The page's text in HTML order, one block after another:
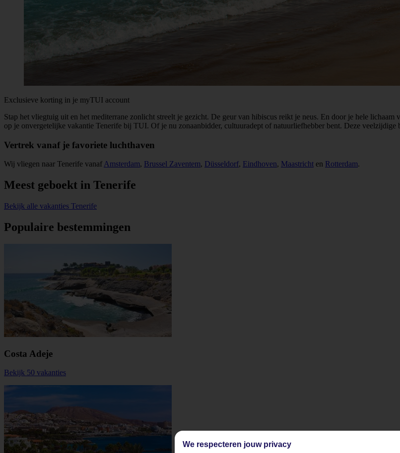
Exclusieve korting in je myTUI account
Stap het vliegtuig uit en het mediterrane zonlicht streelt je gezicht. De geur van hibiscus reikt je neus. En door je hele
op je onvergetelijke vakantie Tenerife bij TUI. Of je nu zonaanbidder, cultuuradept of natuurliefhebber bent. Deze veelzijdige
Vertrek vanaf je favoriete luchthaven
Wij vliegen naar Tenerife vanaf Amsterdam, Brussel Zaventem, Düsseldorf, Eindhoven, Maastricht en Rotterdam.
Meest geboekt in Tenerife
Bekijk alle vakanties Tenerife
Populaire bestemmingen
Costa Adeje
Bekijk 50 vakanties
We respecteren jouw privacy